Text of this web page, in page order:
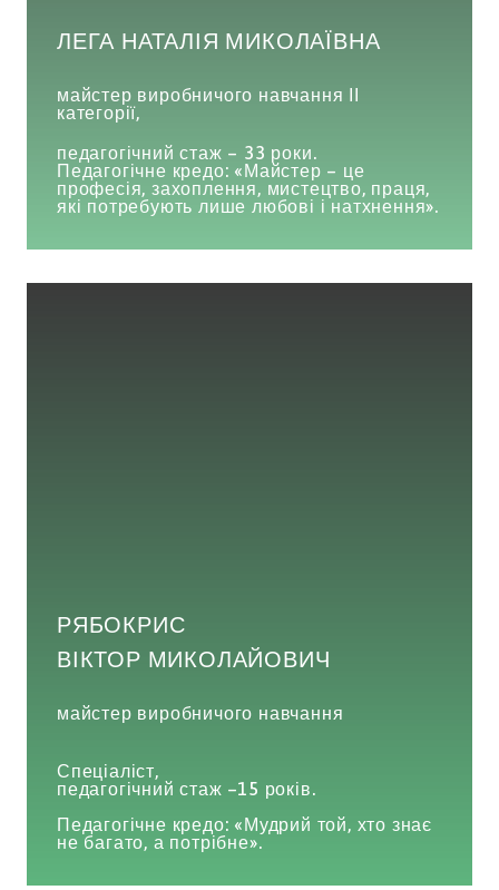
ЛЕГА НАТАЛІЯ МИКОЛАЇВНА
майстер виробничого навчання ІІ
категорії,
педагогічний стаж – 33 роки.
Педагогічне кредо: «Майстер – це
професія, захоплення, мистецтво, праця,
які потребують лише любові і натхнення».
РЯБОКРИС
ВІКТОР МИКОЛАЙОВИЧ
майстер виробничого навчання
Спеціаліст,
педагогічний стаж –15 років.
Педагогічне кредо: «Мудрий той, хто знає
не багато, а потрібне».